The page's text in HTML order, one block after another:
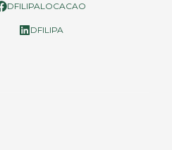
DFILIPALOCACAO
DFILIPA